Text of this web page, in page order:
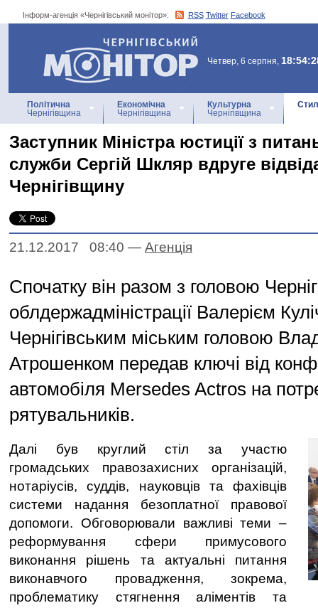
Інформ-агенція «Чернігівський монітор»: RSS Twitter Facebook
Інформ-агенція
«Чернігівський монітор»
Четвер, 6 серпня,
Політична
Чернігівщина
Економічна
Чернігівщина
Культурна
Чернігівщина
Заступник Міністра юстиції з
служби Сергій Шкляр вдруге
Чернігівщину
21.12.2017 08:40 — Агенцiя
Спочатку він разом з головою
облдержадміністрації Валерієм
Чернігівським міським головою
Атрошенком передав ключі від
автомобіля Mersedes Actros на
рятувальників.
Далі був круглий стіл за участю
громадських правозахисних організацій,
нотаріусів, суддів, науковців та фахівців
системи надання безоплатної правової
допомоги. Обговорювали важливі теми –
реформування сфери примусового
виконання рішень та актуальні питання
виконавчого провадження, зокрема,
проблематику стягнення аліментів та